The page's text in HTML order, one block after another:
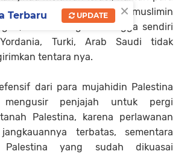
tanpa bantuan tentara muslimin
bahkan negeri tetangga sendiri
Turki, Arab Saudi tidak
tentara nya.
dari para mujahidin Palestina
penjajah untuk pergi
Palestina, karena perlawanan
terbatas, sementara
Palestina yang sudah dikuasai
×
Terbaru UPDATE